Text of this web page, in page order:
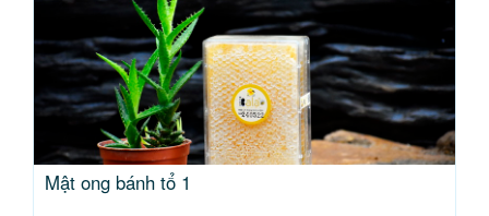
Mật ong bánh tổ 1